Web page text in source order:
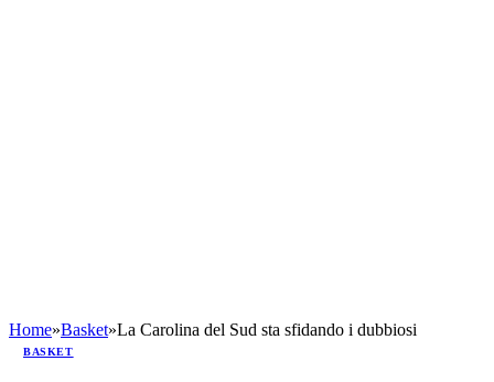
Home»Basket»La Carolina del Sud sta sfidando i dubbiosi
BASKET